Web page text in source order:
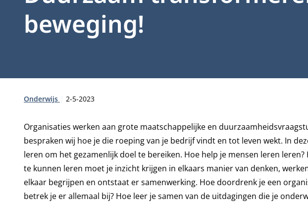
beweging!
Type:
Onderwijs Publicatiedatum:
2-5-2023
Organisaties werken aan grote maatschappelijke en
bespraken wij hoe je die roeping van je bedrijf vindt en tot leven wekt. In
leren om het gezamenlijk doel te bereiken. Hoe help je mensen leren
te kunnen leren moet je inzicht krijgen in elkaars manier van denken,
elkaar begrijpen en ontstaat er samenwerking. Hoe doordrenk je een
betrek je er allemaal bij? Hoe leer je samen van de uitdagingen die je